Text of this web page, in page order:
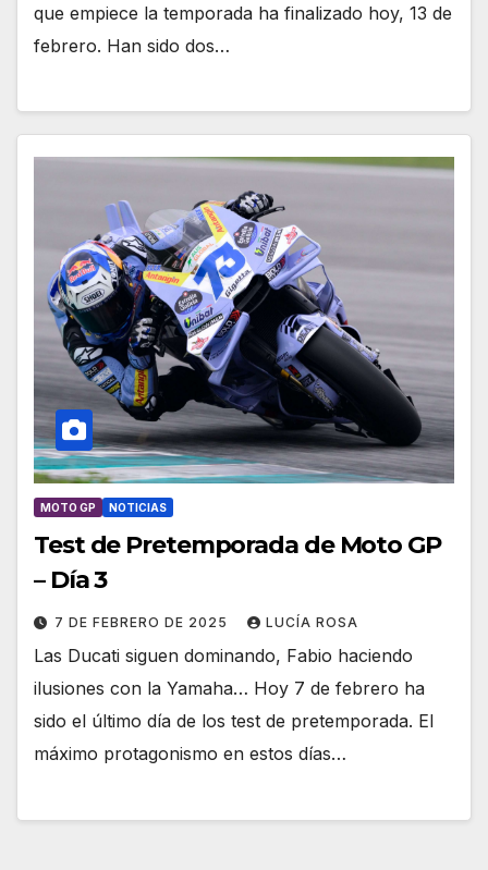
que empiece la temporada ha finalizado hoy, 13 de
febrero. Han sido dos…
MOTO GP NOTICIAS
Test de Pretemporada de Moto GP
– Día 3
7 DE FEBRERO DE 2025 LUCÍA ROSA
Las Ducati siguen dominando, Fabio haciendo
ilusiones con la Yamaha… Hoy 7 de febrero ha
sido el último día de los test de pretemporada. El
máximo protagonismo en estos días…